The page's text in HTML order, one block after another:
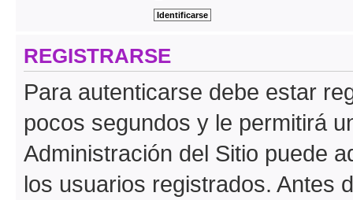
REGISTRARSE
Para autenticarse debe estar
pocos segundos y le permitirá
Administración del Sitio puede
los usuarios registrados. Antes